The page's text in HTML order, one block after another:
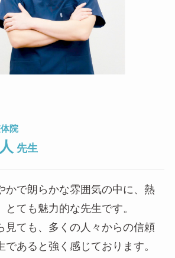
院
先生
かで朗らかな雰囲気の中に、熱
とても魅力的な先生です。
見ても、多くの人々からの信頼
であると強く感じております。